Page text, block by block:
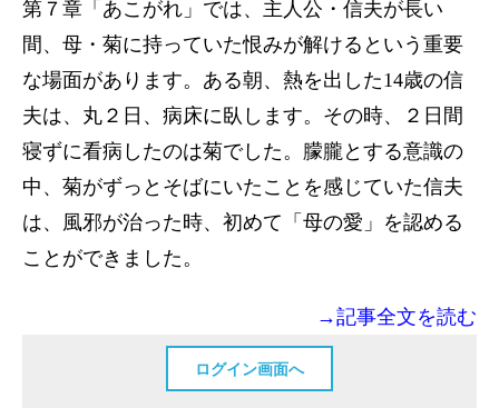
第７章「あこがれ」では、主人公・信夫が長い
間、母・菊に持っていた恨みが解けるという重要
な場面があります。ある朝、熱を出した14歳の信
夫は、丸２日、病床に臥します。その時、２日間
寝ずに看病したのは菊でした。朦朧とする意識の
中、菊がずっとそばにいたことを感じていた信夫
は、風邪が治った時、初めて「母の愛」を認める
ことができました。
→記事全文を読む
ログイン画面へ